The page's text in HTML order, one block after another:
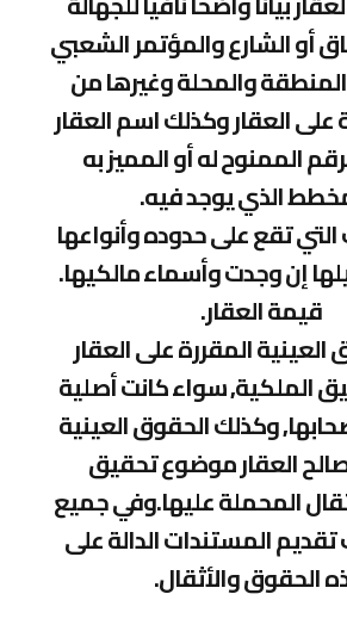
أو الشارع والمؤتمر الشعبي
والمحلة وغيرها من
على العقار وكذلك اسم العقار
الممنوح له أو المميز به
الذي يوجد فيه.
التي تقع على حدوده وأنواعها
إن وجدت وأسماء مالكيها.
قيمة العقار.
العينية المقررة على العقار
الملكية, سواء كانت أصلية
وكذلك الحقوق العينية
العقار موضوع تحقيق
المحملة عليها.وفي جميع
تقديم المستندات الدالة على
الحقوق والأثقال.